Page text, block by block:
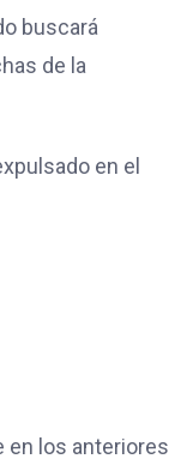
buscará
de la
en el
en los anteriores